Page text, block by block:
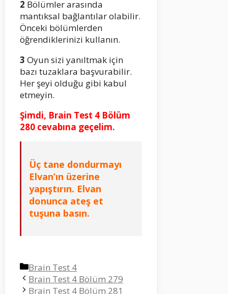
2 Bölümler arasında
mantıksal bağlantılar olabilir.
Önceki bölümlerden
öğrendiklerinizi kullanın.
3 Oyun sizi yanıltmak için
bazı tuzaklara başvurabilir.
Her şeyi olduğu gibi kabul
etmeyin.
Şimdi, Brain Test 4 Bölüm
280 cevabına geçelim.
Üç tane dondurmayı
Elvan’ın üzerine
yapıştırın. Elvan
donunca ateş et
tuşuna basın.
Kategoriler
Brain Test 4
Brain Test 4 Bölüm 279
Brain Test 4 Bölüm 281